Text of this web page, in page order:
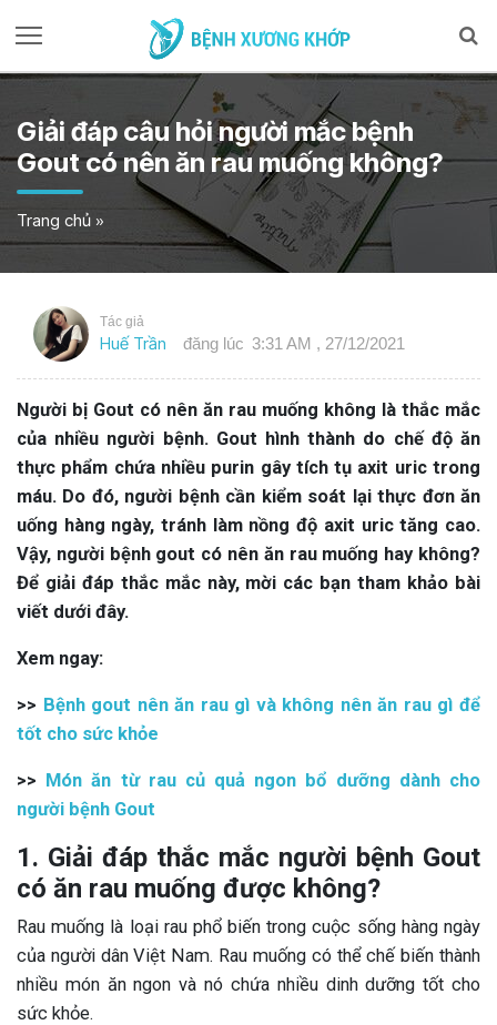
Giải đáp câu hỏi người mắc bệnh
Gout có nên ăn rau muống không?
Trang chủ »
Tác giả
Huế Trần đăng lúc 3:31 AM , 27/12/2021
Người bị Gout có nên ăn rau muống không là thắc mắc
của nhiều người bệnh. Gout hình thành do chế độ ăn
thực phẩm chứa nhiều purin gây tích tụ axit uric trong
máu. Do đó, người bệnh cần kiểm soát lại thực đơn ăn
uống hàng ngày, tránh làm nồng độ axit uric tăng cao.
Vậy, người bệnh gout có nên ăn rau muống hay không?
Để giải đáp thắc mắc này, mời các bạn tham khảo bài
viết dưới đây.
Xem ngay:
>> Bệnh gout nên ăn rau gì và không nên ăn rau gì để
tốt cho sức khỏe
>> Món ăn từ rau củ quả ngon bổ dưỡng dành cho
người bệnh Gout
1. Giải đáp thắc mắc người bệnh Gout
có ăn rau muống được không?
Rau muống là loại rau phổ biến trong cuộc sống hàng ngày
của người dân Việt Nam. Rau muống có thể chế biến thành
nhiều món ăn ngon và nó chứa nhiều dinh dưỡng tốt cho
sức khỏe.